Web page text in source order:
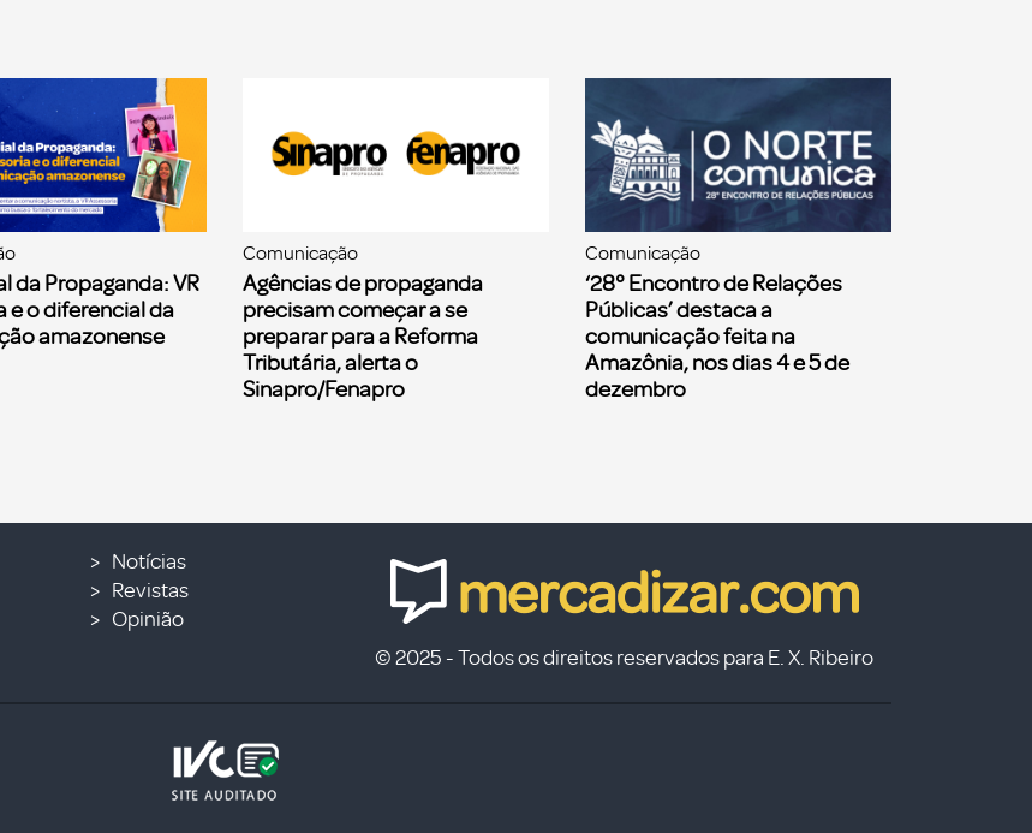
da Propaganda: VR
e o diferencial da
amazonense
Comunicação
Agências de propaganda
precisam começar a se
preparar para a Reforma
Tributária, alerta o
Sinapro/Fenapro
Comunicação
‘28° Encontro de Relações
Públicas’ destaca a
comunicação feita na
Amazônia, nos dias 4 e 5 de
dezembro
Notícias
Revistas
Opinião
© 2025 - Todos os direitos reservados para E. X. Ribeiro